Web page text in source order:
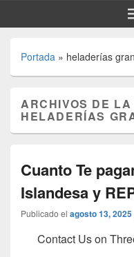
Portada » heladerías
ARCHIVOS DE
HELADERÍAS
Cuanto Te
Islandesa y
Publicado el agosto 13, 2025
Contact Us on